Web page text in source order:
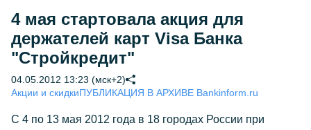
4 мая стартовала акция для
держателей карт Visa Банка
"Стройкредит"
04.05.2012 13:23 (мск+2)
Акции и скидкиПУБЛИКАЦИЯ В АРХИВЕ Bankinform.ru
С 4 по 13 мая 2012 года в 18 городах России при